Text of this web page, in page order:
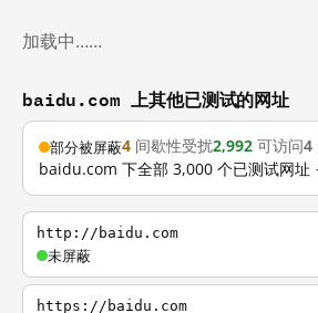
加载中……
baidu.com 上其他已测试的网址
部分被屏蔽4 间歇性受扰2,992 可访问4
baidu.com 下全部 3,000 个已测试网址
http://baidu.com
未屏蔽
https://baidu.com